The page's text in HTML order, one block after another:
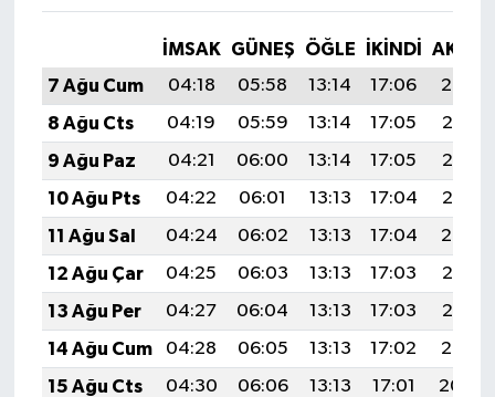
İMSAK GÜNEŞ ÖĞLE İKINDI
7 Ağu Cum
04:18 05:58 13:14 17:06
20:19
8 Ağu Cts
04:19 05:59 13:14 17:05
20:18
9 Ağu Paz
04:21 06:00 13:14 17:05
20:17
10 Ağu Pts
04:22 06:01 13:13 17:04
20:16
11 Ağu Sal
04:24 06:02 13:13 17:04
20:14
12 Ağu Çar
04:25 06:03 13:13 17:03
20:13
13 Ağu Per
04:27 06:04 13:13 17:03
20:12
14 Ağu Cum
04:28 06:05 13:13 17:02
20:10
15 Ağu Cts
04:30 06:06 13:13 17:01
20:09